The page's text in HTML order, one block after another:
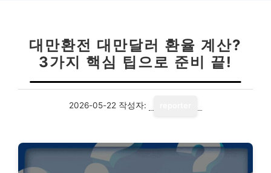
대만환전 대만달러 환율 계산?
3가지 핵심 팁으로 준비 끝!
2026-05-22 작성자: